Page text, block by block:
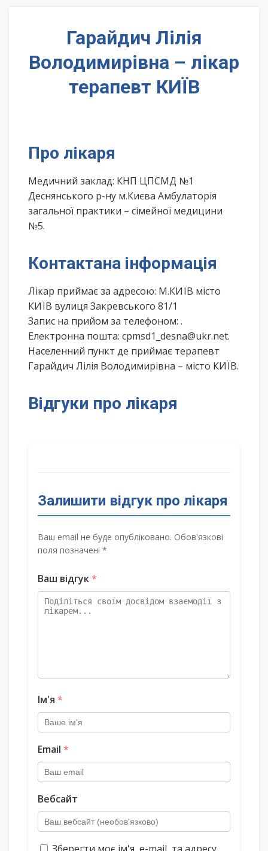
Гарайдич Лілія
Володимирівна – лікар
терапевт КИЇВ
Про лікаря
Медичний заклад: КНП ЦПСМД №1
Деснянського р-ну м.Києва Амбулаторія
загальної практики – сімейної медицини
№5.
Контактана інформація
Лікар приймає за адресою: М.КИЇВ місто
КИЇВ вулиця Закревського 81/1
Запис на прийом за телефоном: .
Електронна пошта: cpmsd1_desna@ukr.net.
Населенний пункт де приймає терапевт
Гарайдич Лілія Володимирівна – місто КИЇВ.
Відгуки про лікаря
Залишити відгук про лікаря
Ваш email не буде опубліковано. Обов'язкові
поля позначені *
Ваш відгук*
Ім'я *
Email *
Вебсайт